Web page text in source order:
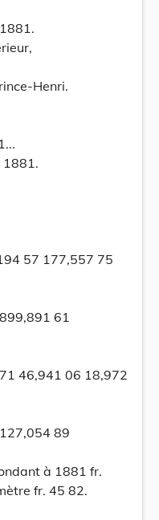
Henri.
1881.
57 177,557 75
61
46,941 06 18,972
89
à 1881 fr.
fr. 45 82.